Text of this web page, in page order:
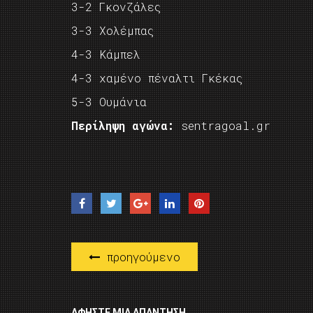
3-2 Γκονζάλες
3-3 Χολέμπας
4-3 Κάμπελ
4-3 χαμένο πέναλτι Γκέκας
5-3 Ουμάνια
Περίληψη αγώνα:
sentragoal.gr
προηγούμενο